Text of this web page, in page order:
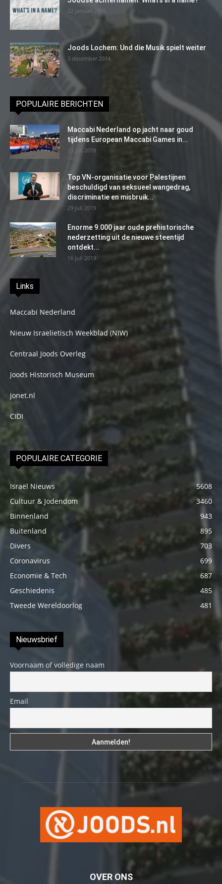
22 januari 2016
Joods Lochem: Und die Musik spielt weiter
3 december 2014
POPULAIRE BERICHTEN
Maccabi Nederland op jacht naar goud
tijdens European Maccabi Games in...
29 juli 2019
Top VN-organisatie voor Palestijnen
beschuldigd van seksueel wangedrag,
discriminatie en misbruik...
29 juli 2019
Enorme 9.000 jaar oude prehistorische
nederzetting uit de nieuwe steentijd
ontdekt...
16 juli 2019
Links
Maccabi Nederland
Nieuw Israelietisch Weekblad (NIW)
Centraal Joods Overleg
Joods Historisch Museum
Jonet.nl
CIDI
POPULAIRE CATEGORIE
Israël Nieuws
5608
Cultuur & Jodendom
3460
Binnenland
943
Buitenland
895
Divers
703
Coronavirus
699
Economie & Tech
687
Geschiedenis
485
Tweede Wereldoorlog
481
Nieuwsbrief
Voornaam of volledige naam
Email
OVER ONS